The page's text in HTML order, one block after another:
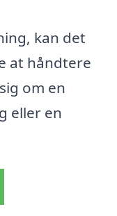
kan det
at håndtere
om en
eller en